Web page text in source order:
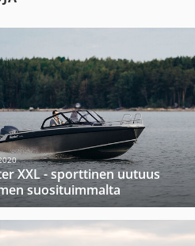
XXL - sporttinen uutuus
suosituimmalta